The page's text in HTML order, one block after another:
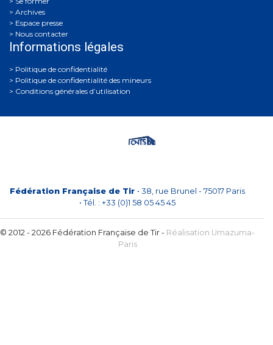
Archives
Espace presse
Nous contacter
Informations légales
Politique de confidentialité
Politique de confidentialité des mineurs
Conditions générales d’utilisation
Fédération Française de Tir • 38, rue Brunel - 75017 Paris
• Tél. : +33 (0)1 58 05 45 45
© 2012 - 2026 Fédération Française de Tir - Réalisation Umazuma-
Paris